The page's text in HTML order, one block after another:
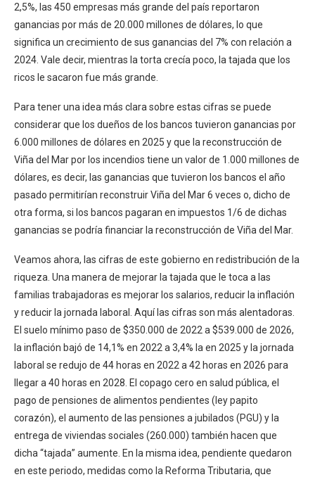
2,5%, las 450 empresas más grande del país reportaron
ganancias por más de 20.000 millones de dólares, lo que
significa un crecimiento de sus ganancias del 7% con relación a
2024. Vale decir, mientras la torta crecía poco, la tajada que los
ricos le sacaron fue más grande.
Para tener una idea más clara sobre estas cifras se puede
considerar que los dueños de los bancos tuvieron ganancias por
6.000 millones de dólares en 2025 y que la reconstrucción de
Viña del Mar por los incendios tiene un valor de 1.000 millones de
dólares, es decir, las ganancias que tuvieron los bancos el año
pasado permitirían reconstruir Viña del Mar 6 veces o, dicho de
otra forma, si los bancos pagaran en impuestos 1/6 de dichas
ganancias se podría financiar la reconstrucción de Viña del Mar.
Veamos ahora, las cifras de este gobierno en redistribución de la
riqueza. Una manera de mejorar la tajada que le toca a las
familias trabajadoras es mejorar los salarios, reducir la inflación
y reducir la jornada laboral. Aquí las cifras son más alentadoras.
El suelo mínimo paso de $350.000 de 2022 a $539.000 de 2026,
la inflación bajó de 14,1% en 2022 a 3,4% la en 2025 y la jornada
laboral se redujo de 44 horas en 2022 a 42 horas en 2026 para
llegar a 40 horas en 2028. El copago cero en salud pública, el
pago de pensiones de alimentos pendientes (ley papito
corazón), el aumento de las pensiones a jubilados (PGU) y la
entrega de viviendas sociales (260.000) también hacen que
dicha “tajada” aumente. En la misma idea, pendiente quedaron
en este periodo, medidas como la Reforma Tributaria, que